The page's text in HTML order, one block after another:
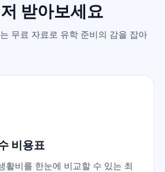
받아보세요
무료 자료로 유학 준비의 감을 잡아
비용표
활비를 한눈에 비교할 수 있는 최